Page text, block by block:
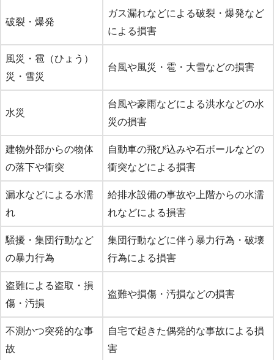
破裂・爆発
ガス漏れなどによる破裂・爆発など
による損害
風災・雹（ひょう）
災・雪災
台風や風災・雹・大雪などの損害
水災
台風や豪雨などによる洪水などの水
災の損害
建物外部からの物体
の落下や衝突
自動車の飛び込みや石ボールなどの
衝突などによる損害
漏水などによる水濡
れ
給排水設備の事故や上階からの水濡
れなどによる損害
騒擾・集団行動など
の暴力行為
集団行動などに伴う暴力行為・破壊
行為による損害
盗難による盗取・損
傷・汚損
盗難や損傷・汚損などの損害
不測かつ突発的な事
故
自宅で起きた偶発的な事故による損
害